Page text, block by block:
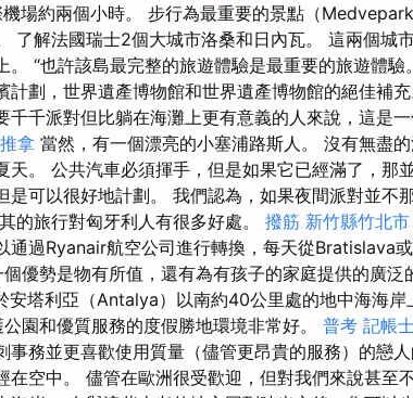
機場約兩個小時。 步行為最重要的景點（
了解法國瑞士2個大城市洛桑和日內瓦。 這兩個城
。 “也許該島最完整的旅遊體驗是最重要的旅遊體驗
計劃，世界遺產博物館和世界遺產博物館的絕佳補充
千千派對但比躺在海灘上更有意義的人來說，這是
拿 當然，有一個漂亮的小塞浦路斯人。 沒有無盡
天。 公共汽車必須揮手，但是如果它已經滿了，那
是可以很好地計劃。 我們認為，如果夜間派對並不
的旅行對匈牙利人有很多好處。 撥筋 新竹縣竹北市
通過Ryanair航空公司進行轉換，每天從Bratislava
個優勢是物有所值，還有為有孩子的家庭提供的廣泛
安塔利亞（Antalya）以南約40公里處的地中海海岸
園和優質服務的度假勝地環境非常好。 普考 記帳
事務並更喜歡使用質量（儘管更昂貴的服務）的戀
在空中。 儘管在歐洲很受歡迎，但對我們來說甚至